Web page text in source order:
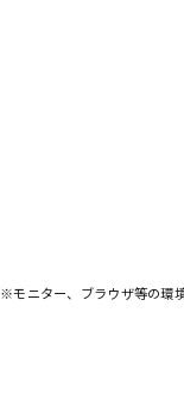
※モニター、ブラウザ等の環